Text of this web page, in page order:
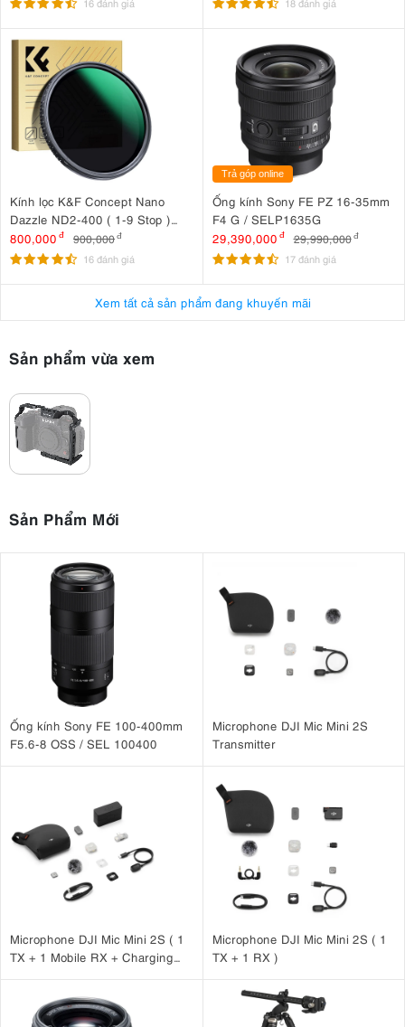
Kính lọc K&F Concept Nano
Dazzle ND2-400 ( 1-9 Stop )
67mm KF01.2360
800,000 đ 900,000đ
16 đánh giá
Trả góp online
Ống kính Sony FE PZ 16-35mm
F4 G / SELP1635G
29,390,000 đ 29,990,000 đ
17 đánh giá
Xem tất cả sản phẩm đang khuyến mãi
Sản phẩm vừa xem
Sản Phẩm Mới
Ống kính Sony FE 100-400mm
F5.6-8 OSS / SEL 100400
Microphone DJI Mic Mini 2S
Transmitter
Microphone DJI Mic Mini 2S ( 1
TX + 1 Mobile RX + Charging
Microphone DJI Mic Mini 2S ( 1
TX + 1 RX )